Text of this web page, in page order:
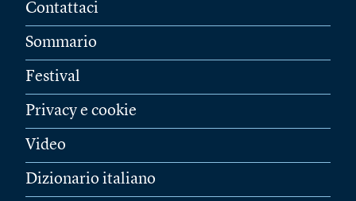
Contattaci
Sommario
Festival
Privacy e cookie
Video
Dizionario italiano